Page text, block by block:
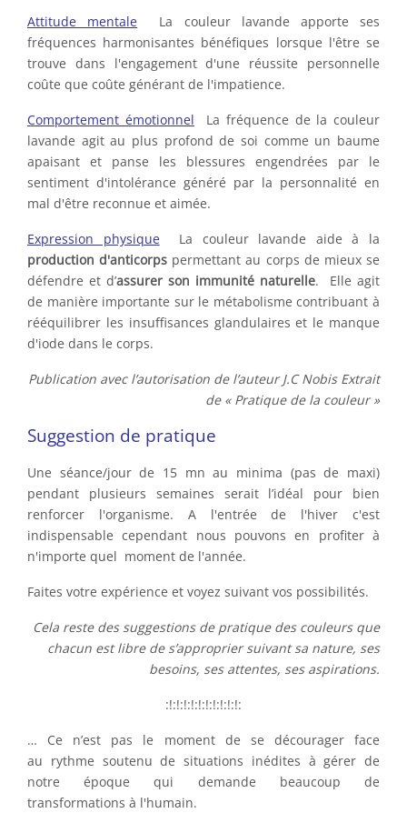
Attitude mentale La couleur lavande apporte ses
fréquences harmonisantes bénéfiques lorsque l'être se
trouve dans l'engagement d'une réussite personnelle
coûte que coûte générant de l'impatience.
Comportement émotionnel La fréquence de la couleur
lavande agit au plus profond de soi comme un baume
apaisant et panse les blessures engendrées par le
sentiment d'intolérance généré par la personnalité en
mal d'être reconnue et aimée.
Expression physiqueLa couleur lavande aide à la
production d'anticorps permettant au corps de mieux se
défendre et d’assurer son immunité naturelle. Elle agit
de manière importante sur le métabolisme contribuant à
rééquilibrer les insuffisances glandulaires et le manque
d'iode dans le corps.
Publication avec l’autorisation de l’auteur J.C Nobis Extrait
de « Pratique de la couleur »
Suggestion de pratique
Une séance/jour de 15 mn au minima (pas de maxi)
pendant plusieurs semaines serait l’idéal pour bien
renforcer l'organisme. A l'entrée de l'hiver c'est
indispensable cependant nous pouvons en profiter à
n'importe quel moment de l'année.
Faites votre expérience et voyez suivant vos possibilités.
Cela reste des suggestions de pratique des couleurs que
chacun est libre de s’approprier suivant sa nature, ses
besoins, ses attentes, ses aspirations.
:!:!:!:!:!:!:!:!:!:!:
… Ce n’est pas le moment de se décourager face
au rythme soutenu de situations inédites à gérer de
notre époque qui demande beaucoup de
transformations à l'humain.